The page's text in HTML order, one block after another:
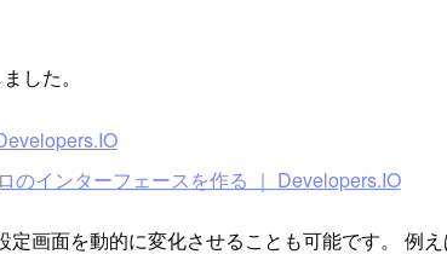
した。
のインターフェースを作る ｜ Developers.IO
定画面を動的に変化させることも可能です。